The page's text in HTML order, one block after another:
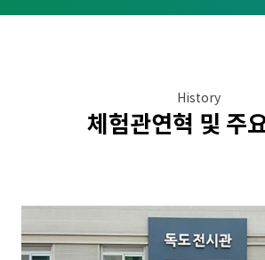
History
체험관연혁 및 주